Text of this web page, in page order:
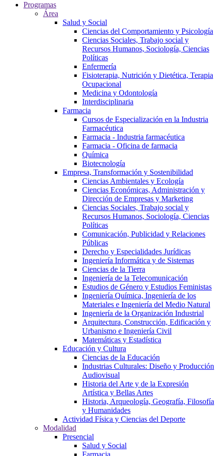
Programas
Área
Salud y Social
Ciencias del Comportamiento y Psicología
Ciencias Sociales, Trabajo social y
Recursos Humanos, Sociología, Ciencias
Políticas
Enfermería
Fisioterapia, Nutrición y Dietética, Terapia
Ocupacional
Medicina y Odontología
Interdisciplinaria
Farmacia
Cursos de Especialización en la Industria
Farmacéutica
Farmacia - Industria farmacéutica
Farmacia - Oficina de farmacia
Química
Biotecnología
Empresa, Transformación y Sostenibilidad
Ciencias Ambientales y Ecología
Ciencias Económicas, Administración y
Dirección de Empresas y Marketing
Ciencias Sociales, Trabajo social y
Recursos Humanos, Sociología, Ciencias
Políticas
Comunicación, Publicidad y Relaciones
Públicas
Derecho y Especialidades Jurídicas
Ingeniería Informática y de Sistemas
Ciencias de la Tierra
Ingeniería de la Telecomunicación
Estudios de Género y Estudios Feministas
Ingeniería Química, Ingeniería de los
Materiales e Ingeniería del Medio Natural
Ingeniería de la Organización Industrial
Arquitectura, Construcción, Edificación y
Urbanismo e Ingeniería Civil
Matemáticas y Estadística
Educación y Cultura
Ciencias de la Educación
Industrias Culturales: Diseño y Producción
Audiovisual
Historia del Arte y de la Expresión
Artística y Bellas Artes
Historia, Arqueología, Geografía, Filosofía
y Humanidades
Actividad Física y Ciencias del Deporte
Modalidad
Presencial
Salud y Social
Farmacia